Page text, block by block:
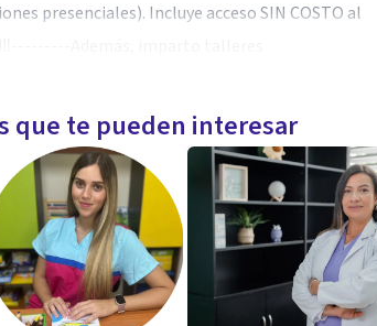
presenciales). Incluye acceso SIN COSTO al
para sentirte mejor en menos tiempo.🙌
que te pueden interesar